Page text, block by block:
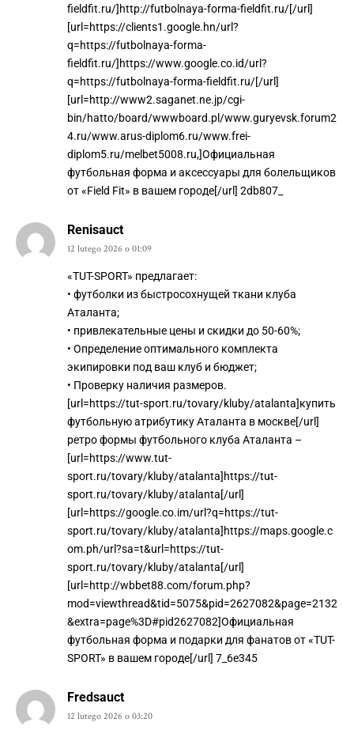
fieldfit.ru/]http://futbolnaya-forma-fieldfit.ru/[/url]
[url=https://clients1.google.hn/url?
q=https://futbolnaya-forma-
fieldfit.ru/]https://www.google.co.id/url?
q=https://futbolnaya-forma-fieldfit.ru/[/url]
[url=http://www2.saganet.ne.jp/cgi-
bin/hatto/board/wwwboard.pl/www.guryevsk.forum2
4.ru/www.arus-diplom6.ru/www.frei-
diplom5.ru/melbet5008.ru,]Официальная
футбольная форма и аксессуары для болельщиков
от «Field Fit» в вашем городе[/url] 2db807_
Renisauct
12 lutego 2026 o 01:09
«TUT-SPORT» предлагает:
• футболки из быстросохнущей ткани клуба
Аталанта;
• привлекательные цены и скидки до 50-60%;
• Определение оптимального комплекта
экипировки под ваш клуб и бюджет;
• Проверку наличия размеров.
[url=https://tut-sport.ru/tovary/kluby/atalanta]купить
футбольную атрибутику Аталанта в москве[/url]
ретро формы футбольного клуба Аталанта –
[url=https://www.tut-
sport.ru/tovary/kluby/atalanta]https://tut-
sport.ru/tovary/kluby/atalanta[/url]
[url=https://google.co.im/url?q=https://tut-
sport.ru/tovary/kluby/atalanta]https://maps.google.c
om.ph/url?sa=t&url=https://tut-
sport.ru/tovary/kluby/atalanta[/url]
[url=http://wbbet88.com/forum.php?
mod=viewthread&tid=5075&pid=2627082&page=2132
&extra=page%3D#pid2627082]Официальная
футбольная форма и подарки для фанатов от «TUT-
SPORT» в вашем городе[/url] 7_6e345
Fredsauct
12 lutego 2026 o 03:20